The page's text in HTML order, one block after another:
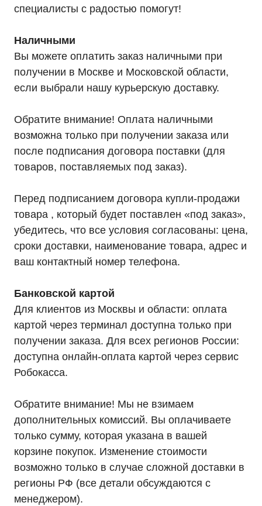
специалисты с радостью помогут!
Наличными
Вы можете оплатить заказ наличными при
получении в Москве и Московской области,
если выбрали нашу курьерскую доставку.
Обратите внимание! Оплата наличными
возможна только при получении заказа или
после подписания договора поставки (для
товаров, поставляемых под заказ).
Перед подписанием договора купли-продажи
товара , который будет поставлен «под заказ»,
убедитесь, что все условия согласованы: цена,
сроки доставки, наименование товара, адрес и
ваш контактный номер телефона.
Банковской картой
Для клиентов из Москвы и области: оплата
картой через терминал доступна только при
получении заказа. Для всех регионов России:
доступна онлайн-оплата картой через сервис
Робокасса.
Обратите внимание! Мы не взимаем
дополнительных комиссий. Вы оплачиваете
только сумму, которая указана в вашей
корзине покупок. Изменение стоимости
возможно только в случае сложной доставки в
регионы РФ (все детали обсуждаются с
менеджером).
Телефон: Почта:
Каталог
Однофазные ИБП
ИБП стоечные Rack
ИБП Hiden Control
ИБП Hiden Standart
ИБП Hiden Expert
ИБП HIDEN X-SOD (Na+)
Комплекты ИБП для котлов
Решения для предзапуска генераторов
Аккумуляторы для ИБП
Аксессуары